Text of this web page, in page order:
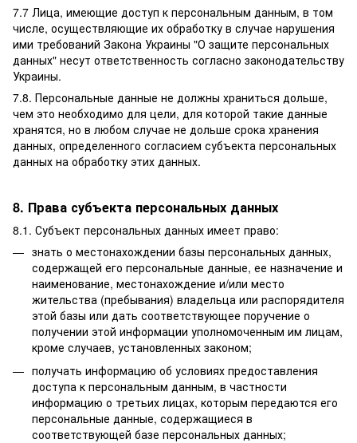
7.7 Лица, имеющие доступ к персональным данным, в том
числе, осуществляющие их обработку в случае нарушения
ими требований Закона Украины "О защите персональных
данных" несут ответственность согласно законодательству
Украины.
7.8. Персональные данные не должны храниться дольше,
чем это необходимо для цели, для которой такие данные
хранятся, но в любом случае не дольше срока хранения
данных, определенного согласием субъекта персональных
данных на обработку этих данных.
8. Права субъекта персональных данных
8.1. Субъект персональных данных имеет право:
знать о местонахождении базы персональных данных,
содержащей его персональные данные, ее назначение и
наименование, местонахождение и/или место
жительства (пребывания) владельца или распорядителя
этой базы или дать соответствующее поручение о
получении этой информации уполномоченным им лицам,
кроме случаев, установленных законом;
получать информацию об условиях предоставления
доступа к персональным данным, в частности
информацию о третьих лицах, которым передаются его
персональные данные, содержащиеся в
соответствующей базе персональных данных;